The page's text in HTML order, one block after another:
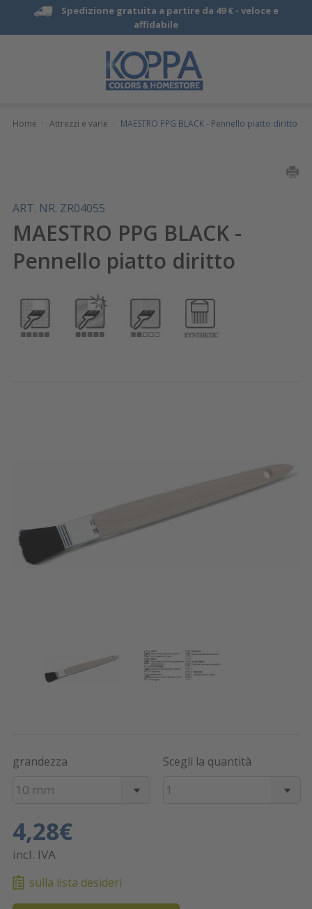
Spedizione gratuita a partire da 49 € - veloce e
affidabile
Home · Attrezzi e varie · MAESTRO PPG BLACK - Pennello piatto diritto
ART. NR. ZR04055
MAESTRO PPG BLACK -
Pennello piatto diritto
grandezza
10 mm
Scegli la quantità
1
4,28€
incl. IVA
sulla lista desideri